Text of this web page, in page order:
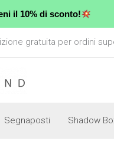
il 10% di sconto!
gratuita per ordini
Segnaposti Shadow